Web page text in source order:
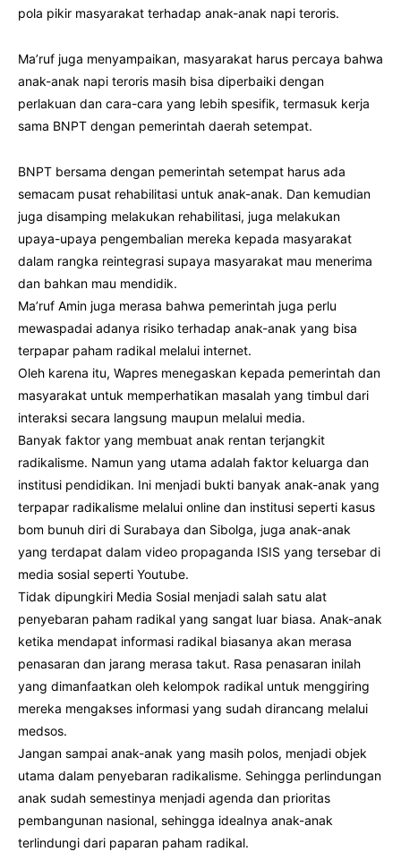
pola pikir masyarakat terhadap anak-anak napi teroris.
Ma’ruf juga menyampaikan, masyarakat harus percaya bahwa
anak-anak napi teroris masih bisa diperbaiki dengan
perlakuan dan cara-cara yang lebih spesifik, termasuk kerja
sama BNPT dengan pemerintah daerah setempat.
BNPT bersama dengan pemerintah setempat harus ada
semacam pusat rehabilitasi untuk anak-anak. Dan kemudian
juga disamping melakukan rehabilitasi, juga melakukan
upaya-upaya pengembalian mereka kepada masyarakat
dalam rangka reintegrasi supaya masyarakat mau menerima
dan bahkan mau mendidik.
Ma’ruf Amin juga merasa bahwa pemerintah juga perlu
mewaspadai adanya risiko terhadap anak-anak yang bisa
terpapar paham radikal melalui internet.
Oleh karena itu, Wapres menegaskan kepada pemerintah dan
masyarakat untuk memperhatikan masalah yang timbul dari
interaksi secara langsung maupun melalui media.
Banyak faktor yang membuat anak rentan terjangkit
radikalisme. Namun yang utama adalah faktor keluarga dan
institusi pendidikan. Ini menjadi bukti banyak anak-anak yang
terpapar radikalisme melalui online dan institusi seperti kasus
bom bunuh diri di Surabaya dan Sibolga, juga anak-anak
yang terdapat dalam video propaganda ISIS yang tersebar di
media sosial seperti Youtube.
Tidak dipungkiri Media Sosial menjadi salah satu alat
penyebaran paham radikal yang sangat luar biasa. Anak-anak
ketika mendapat informasi radikal biasanya akan merasa
penasaran dan jarang merasa takut. Rasa penasaran inilah
yang dimanfaatkan oleh kelompok radikal untuk menggiring
mereka mengakses informasi yang sudah dirancang melalui
medsos.
Jangan sampai anak-anak yang masih polos, menjadi objek
utama dalam penyebaran radikalisme. Sehingga perlindungan
anak sudah semestinya menjadi agenda dan prioritas
pembangunan nasional, sehingga idealnya anak-anak
terlindungi dari paparan paham radikal.